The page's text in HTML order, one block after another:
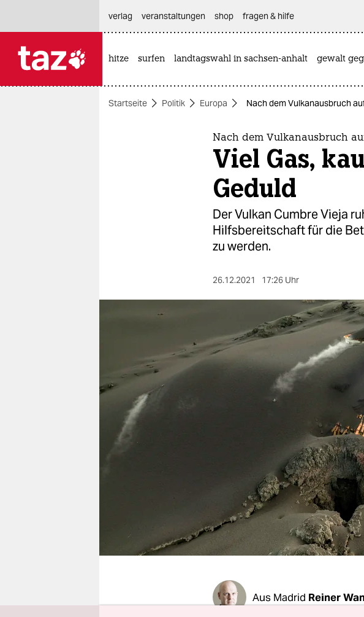
themen
nord
verlag
veranstaltungen
shop
fragen & hilfe
epaper login
verlag
veranstaltungen shop fragen & hilfe
hitze surfen landtagswahl in sachsen-anhalt gewalt
Startseite Politik Europa Nach dem Vulkanausbruch
Nach dem Vulkanausbruch
Viel Gas,
Geduld
Der Vulkan Cumbre Vieja
Hilfsbereitschaft für die
zu werden.
26.12.2021 17:26 Uhr
Aus Madrid Reiner